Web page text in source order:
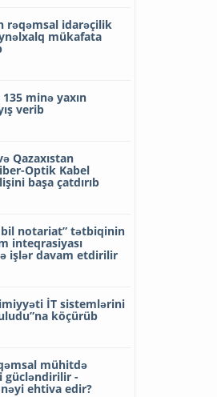
rəqəmsal idarəçilik
mükafata
135 minə yaxın
verib
Qazaxıstan
Optik Kabel
başa çatdırıb
notariat” tətbiqinin
inteqrasiyası
işlər davam etdirilir
İT sistemlərini
köçürüb
mühitdə
gücləndirilir -
ehtiva edir?